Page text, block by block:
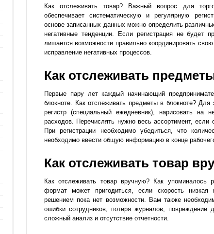
Как отслеживать товар? Важный вопрос для
обеспечивает систематическую и регулярную
основе записанных данных можно определить
негативные тенденции. Если регистрация не будет
лишается возможности правильно координировать
исправление негативных процессов.
Как отслеживать
Первые пару лет каждый начинающий
блокноте. Как отслеживать предметы в блокноте?
регистр (специальный ежедневник), нарисовать на
расходов. Перечислять нужно весь ассортимент,
При регистрации необходимо убедиться, что
необходимо ввести общую информацию в конце
Как отслеживать товар
Как отслеживать товар вручную? Как упоминалось
формат может пригодиться, если скорость низкая
решением пока нет возможности. Вам также
ошибки сотрудников, потеря журналов, повреждение
сложный анализ и отсутствие отчетности.